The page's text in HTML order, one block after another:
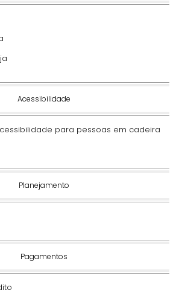
Acessibilidade
para pessoas em cadeira
Planejamento
Pagamentos